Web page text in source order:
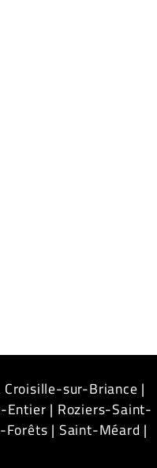
Croisille-sur-Briance |
Entier| Roziers-Saint-
| Saint-Méard |